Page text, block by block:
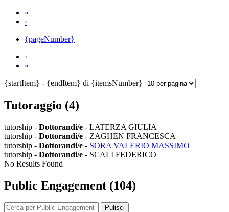
«
‹
{pageNumber}
›
»
{startItem} - {endItem} di {itemsNumber}
Tutoraggio (4)
tutorship - Dottorandi/e - LATERZA GIULIA
tutorship - Dottorandi/e - ZAGHEN FRANCESCA
tutorship - Dottorandi/e - SORA VALERIO MASSIMO
tutorship - Dottorandi/e - SCALI FEDERICO
No Results Found
Public Engagement (104)
Pulisci